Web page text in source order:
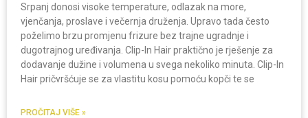
Srpanj donosi visoke temperature, odlazak na more,
vjenčanja, proslave i večernja druženja. Upravo tada često
poželimo brzu promjenu frizure bez trajne ugradnje i
dugotrajnog uređivanja. Clip-In Hair praktično je rješenje za
dodavanje dužine i volumena u svega nekoliko minuta. Clip-In
Hair pričvršćuje se za vlastitu kosu pomoću kopči te se
PROČITAJ VIŠE »